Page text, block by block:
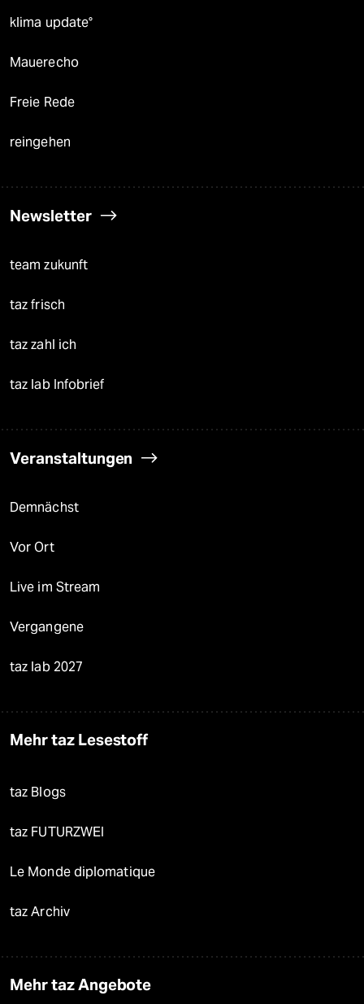
klima update°
Mauerecho
Freie Rede
reingehen
Newsletter
team zukunft
taz frisch
taz zahl ich
taz lab Infobrief
Veranstaltungen
Demnächst
Vor Ort
Live im Stream
Vergangene
taz lab 2027
Mehr taz Lesestoff
taz Blogs
taz FUTURZWEI
Le Monde diplomatique
taz Archiv
Mehr taz Angebote